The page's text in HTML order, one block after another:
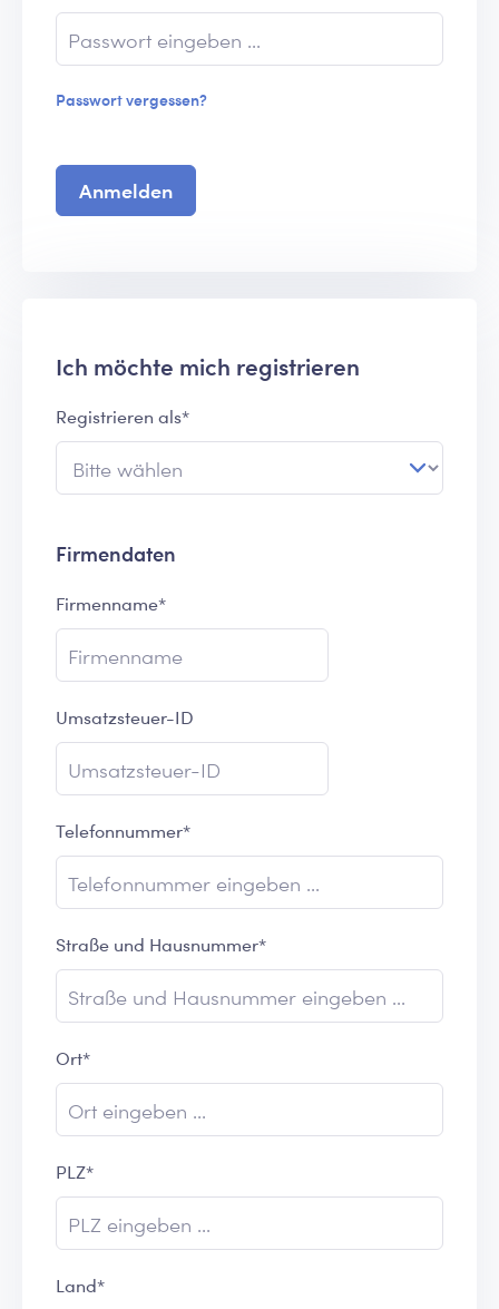
Passwort vergessen?
Anmelden
Ich möchte mich registrieren
Registrieren als*
Firmendaten
Firmenname*
Umsatzsteuer-ID
Telefonnummer*
Straße und Hausnummer*
Ort*
PLZ*
Land*